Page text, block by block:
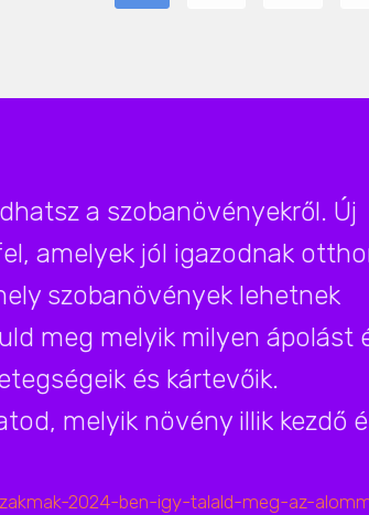
a szobanövényekről. Új
amelyek jól igazodnak
szobanövények lehetnek
meg melyik milyen ápolást
és kártevőik.
melyik növény illik kezdő
2024-ben-igy-talald-meg-az-